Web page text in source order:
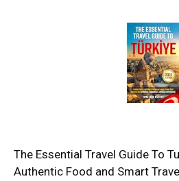
The Essential Travel Guide To
Authentic Food and Smart